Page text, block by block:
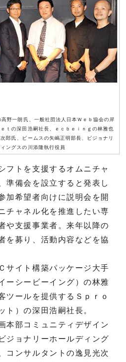
野一朗氏、一般社団法人日本Ｗｅｂ協会の岸
ｔの深田浩嗣社長、ｅｃｂｅｉｎｇの林雅也
郎氏、ビームスの矢嶋正明部長、ビジョナリ
ングスの川添隆執行役員
トを支援するオムニチャ
準備会を設立すると発表し
加希望者向けに説明会を開
チャネル化を推進したい専
や支援事業者。来年以降の
を募り、活動内容などを協
サイト構築パッケージ大手
ーシービーイング）の林雅
ツールを提供するＳｐｒｏ
ト）の深田浩嗣社長。
本部コミュニティデザイン
ジョナリーホールディング
コンサルタントの逸見光次